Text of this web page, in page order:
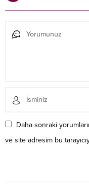
Daha sonraki
ve site adresim bu